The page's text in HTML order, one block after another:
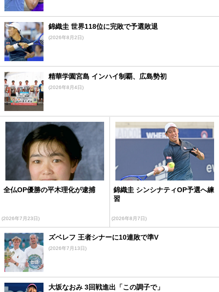
錦織圭 世界118位に完敗で予選敗退
(2026年8月2日)
精華学園宮島 インハイ制覇、広島勢初
(2026年8月4日)
全仏OP優勝の平木理化が逮捕
(2026年7月23日)
錦織圭 シンシナティOP予選へ練
習
(2026年8月7日)
ズベレフ 王者シナーに10連敗で準V
(2026年7月13日)
大坂なおみ 3回戦進出「この調子で」